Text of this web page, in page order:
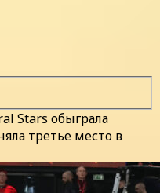
Stars обыграла
третье место в